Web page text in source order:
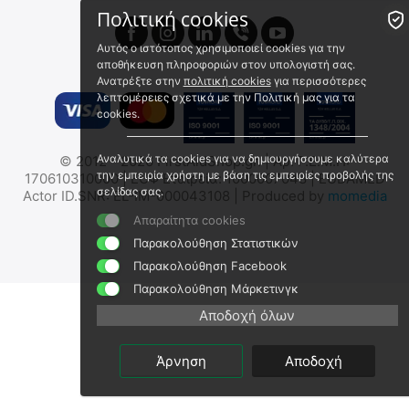
⛟
Νάρθηκας Έλξης Κάτω
Άκρου Traction Splint
2023632
Άμεσα διαθέσιμο
Αποστολή εντός 24 ωρών
(χωρίς ΦΠΑ)
UNO Νάρθηκας
Ακινητοποίησης Άνω &
Κάτω Άκρων
EB16.001
Άμεσα διαθέσιμο
€ 110.01
€ 97.35(χωρίς ΦΠΑ)
⛟
© 2012 - 2026 FirstAidShop.gr. | Αρ. Γ.Ε.Μ.Η:
170610310000 | ΕΟΦ Εταιρεία: 1000007048 | EUDAMED
Actor ID.SNR: EL-IM-000043108 | Produced by momedia
Πολιτική cookies
Αυτός ο ιστότοπος χρησιμοποιεί cookies για την
αποθήκευση πληροφοριών στον υπολογιστή σας.
Ανατρέξτε στην πολιτική cookiesγια περισσότερες
λεπτομέρειες σχετικά με την Πολιτική μας για τα
cookies.
Αναλυτικά τα cookies για να δημιουργήσουμε καλύτερα
την εμπειρία χρήστη με βάση τις εμπειρίες προβολής της
σελίδας σας.
Απαραίτητα cookies
Παρακολούθηση Στατιστικών
Παρακολούθηση Facebook
Παρακολούθηση Μάρκετινγκ
Αποδοχή όλων
Άρνηση Αποδοχή